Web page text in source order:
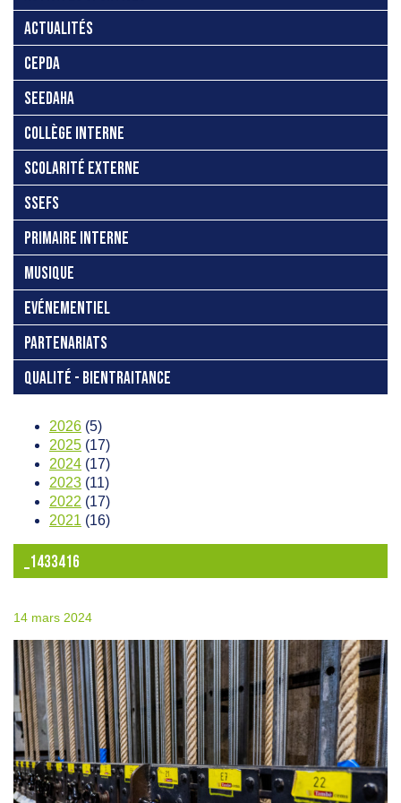
ACTUALITÉS
CEPDA
SEEDAHA
COLLÈGE INTERNE
SCOLARITÉ EXTERNE
SSEFS
PRIMAIRE INTERNE
MUSIQUE
EVÉNEMENTIEL
PARTENARIATS
QUALITÉ - BIENTRAITANCE
2026 (5)
2025 (17)
2024 (17)
2023 (11)
2022 (17)
2021 (16)
_1433416
14 mars 2024